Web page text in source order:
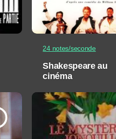
24 notes/seconde
Shakespeare au
cinéma